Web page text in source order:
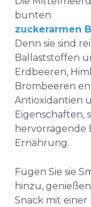
bunten
zuckerarmen
Denn sie sind
Ballaststoffen
Erdbeeren,
Brombeeren
Antioxidantien
Eigenschaften,
hervorragende
Ernährung.
Fügen Sie sie
hinzu,
Snack mit einer